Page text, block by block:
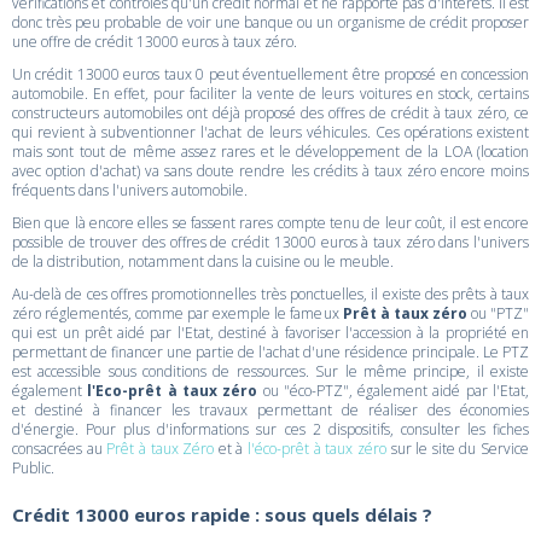
donc très peu probable de voir une banque ou un organisme de crédit proposer
une offre de crédit 13000 euros à taux zéro.
Un crédit 13000 euros taux 0 peut éventuellement être proposé en concession
automobile. En effet, pour faciliter la vente de leurs voitures en stock, certains
constructeurs automobiles ont déjà proposé des offres de crédit à taux zéro, ce
qui revient à subventionner l'achat de leurs véhicules. Ces opérations existent
mais sont tout de même assez rares et le développement de la LOA (location
avec option d'achat) va sans doute rendre les crédits à taux zéro encore moins
fréquents dans l'univers automobile.
Bien que là encore elles se fassent rares compte tenu de leur coût, il est encore
possible de trouver des offres de crédit 13000 euros à taux zéro dans l'univers
de la distribution, notamment dans la cuisine ou le meuble.
Au-delà de ces offres promotionnelles très ponctuelles, il existe des prêts à taux
zéro réglementés, comme par exemple le fameux Prêt à taux zéro ou "PTZ"
qui est un prêt aidé par l'Etat, destiné à favoriser l'accession à la propriété en
permettant de financer une partie de l'achat d'une résidence principale. Le PTZ
est accessible sous conditions de ressources. Sur le même principe, il existe
également l'Eco-prêt à taux zéro ou "éco-PTZ", également aidé par l'Etat,
et destiné à financer les travaux permettant de réaliser des économies
d'énergie. Pour plus d'informations sur ces 2 dispositifs, consulter les fiches
consacrées au Prêt à taux Zéro et à l'éco-prêt à taux zérosur le site du Service
Public.
Crédit 13000 euros rapide : sous quels délais ?